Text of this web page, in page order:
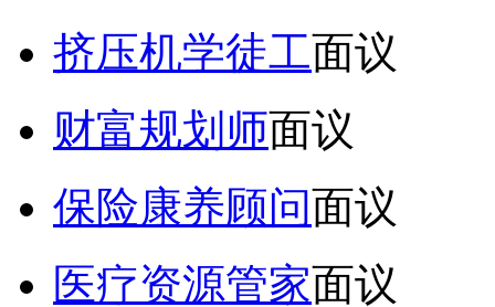
挤压机学徒工面议
财富规划师面议
保险康养顾问面议
医疗资源管家面议